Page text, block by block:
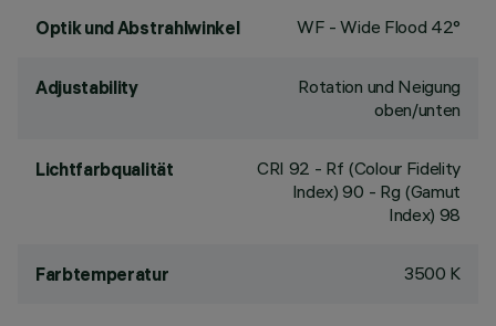
Optik und Abstrahlwinkel WF - Wide Flood 42°
Adjustability
Rotation und Neigung
oben/unten
Lichtfarbqualität CRI 92 - Rf (Colour Fidelity
Index) 90 - Rg (Gamut
Index) 98
Farbtemperatur 3500 K